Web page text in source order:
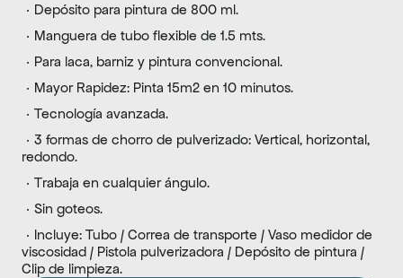
· Depósito para pintura de 800 ml.
· Manguera de tubo flexible de 1.5 mts.
· Para laca, barniz y pintura convencional.
· Mayor Rapidez: Pinta 15m2 en 10 minutos.
· Tecnología avanzada.
redondo.
· Trabaja en cualquier ángulo.
· Sin goteos.
viscosidad / Pistola pulverizadora / Depósito de pintura /
Clip de limpieza.